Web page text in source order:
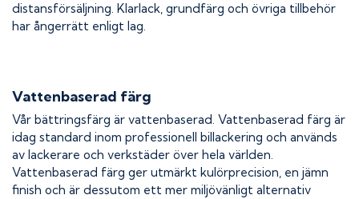
distansförsäljning. Klarlack, grundfärg och övriga tillbehör
har ångerrätt enligt lag.
Vattenbaserad färg
Vår bättringsfärg är vattenbaserad. Vattenbaserad färg är
idag standard inom professionell billackering och används
av lackerare och verkstäder över hela världen.
Vattenbaserad färg ger utmärkt kulörprecision, en jämn
finish och är dessutom ett mer miljövänligt alternativ